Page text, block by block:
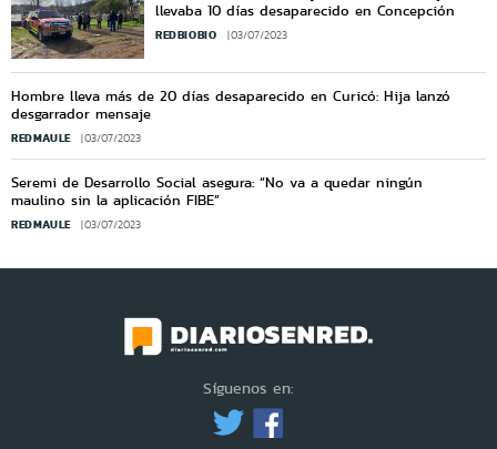
llevaba 10 días desaparecido en Concepción
REDBIOBIO 03/07/2023
Hombre lleva más de 20 días desaparecido en Curicó: Hija lanzó
desgarrador mensaje
REDMAULE 03/07/2023
Seremi de Desarrollo Social asegura: “No va a quedar ningún
maulino sin la aplicación FIBE”
REDMAULE 03/07/2023
Síguenos en: